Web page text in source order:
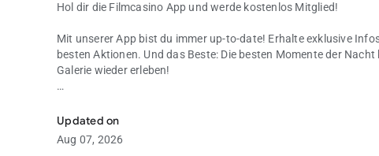
Hol dir die Filmcasino App und werde kostenlos Mitglied!
Mit unserer App bist du immer up-to-date! Erhalte exklusive
besten Aktionen. Und das Beste: Die besten Momente der
Galerie wieder erleben!
✅ Überblick über die Events im Filmcasino
✅ Coole Deals, Gutscheine & kostenlose Drinks
Updated on
Aug 07, 2026